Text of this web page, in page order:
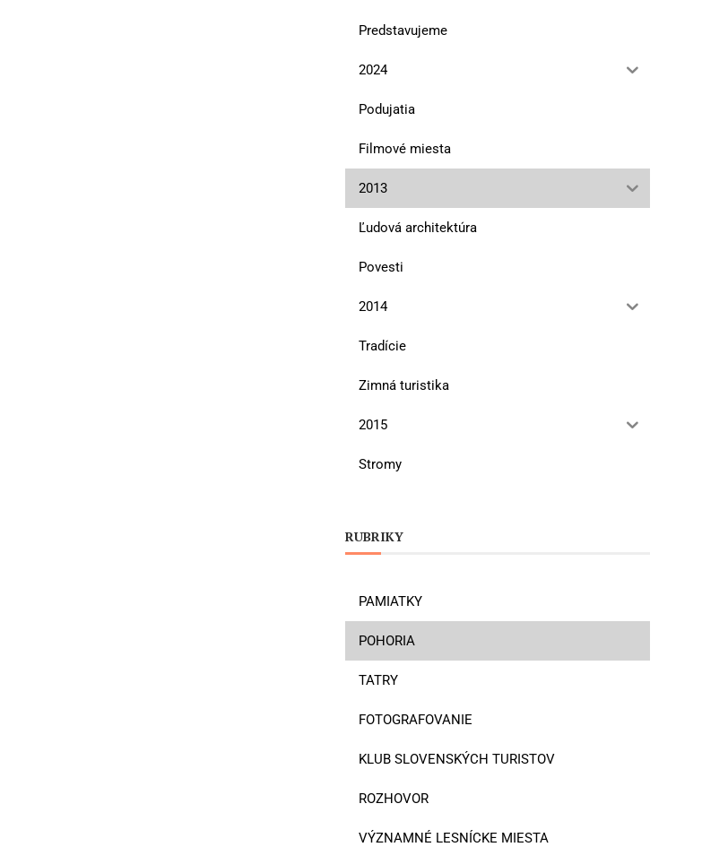
Predstavujeme
2024
Podujatia
Filmové miesta
2013
Ľudová architektúra
Povesti
2014
Tradície
Zimná turistika
2015
Stromy
RUBRIKY
PAMIATKY
POHORIA
TATRY
FOTOGRAFOVANIE
KLUB SLOVENSKÝCH TURISTOV
ROZHOVOR
VÝZNAMNÉ LESNÍCKE MIESTA